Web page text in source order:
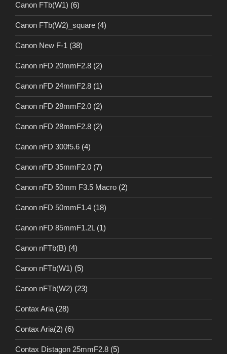
Canon FTb(W1) (6)
Canon FTb(W2)_square (4)
Canon New F-1 (38)
Canon nFD 20mmF2.8 (2)
Canon nFD 24mmF2.8 (1)
Canon nFD 28mmF2.0 (2)
Canon nFD 28mmF2.8 (2)
Canon nFD 300f5.6 (4)
Canon nFD 35mmF2.0 (7)
Canon nFD 50mm F3.5 Macro (2)
Canon nFD 50mmF1.4 (18)
Canon nFD 85mmF1.2L (1)
Canon nFTb(B) (4)
Canon nFTb(W1) (5)
Canon nFTb(W2) (23)
Contax Aria (28)
Contax Aria(2) (6)
Contax Distagon 25mmF2.8 (5)